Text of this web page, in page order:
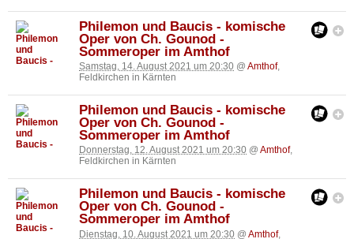
Philemon und Baucis - komische
Oper von Ch. Gounod -
Sommeroper im Amthof
Samstag, 14. August 2021 um 20:30 @ Amthof,
Feldkirchen in Kärnten
Philemon und Baucis - komische
Oper von Ch. Gounod -
Sommeroper im Amthof
Donnerstag, 12. August 2021 um 20:30 @ Amthof,
Feldkirchen in Kärnten
Philemon und Baucis - komische
Oper von Ch. Gounod -
Sommeroper im Amthof
Dienstag, 10. August 2021 um 20:30 @ Amthof,